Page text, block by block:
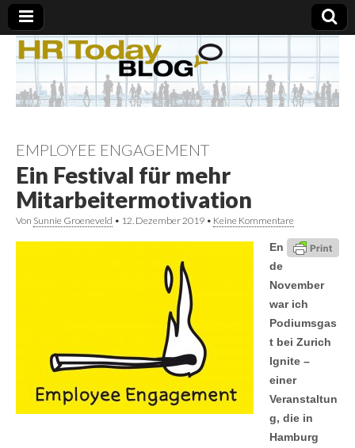
EMPLOYEE ENGAGEMENT
Ein Festival für mehr
Mitarbeitermotivation
Von Sunnie Groeneveld • 12. Dezember 2019 • Keine Kommentare
En
de
November
war ich
Podiumsgas
t bei Zurich
Ignite –
einer
Veranstaltun
g, die in
Hamburg